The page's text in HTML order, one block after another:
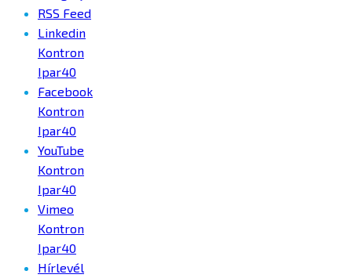
RSS Feed
Linkedin
Kontron
Ipar40
Facebook
Kontron
Ipar40
YouTube
Kontron
Ipar40
Vimeo
Kontron
Ipar40
Hírlevél